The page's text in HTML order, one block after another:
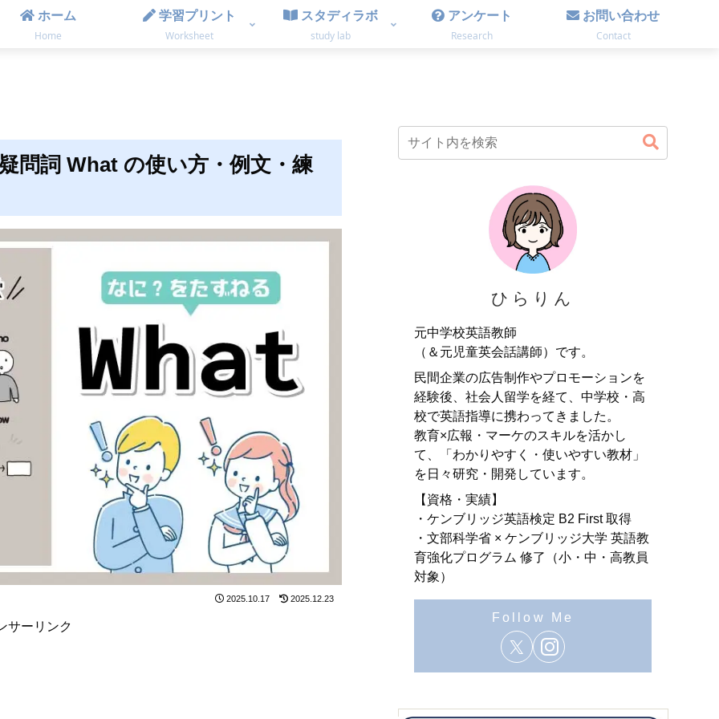
ホーム
Home
学習プリント
Worksheet
スタディラボ
study lab
アンケート
Research
お問い合わせ
Contact
問詞 What の使い方・例文・練
2025.10.17 2025.12.23
サーリンク
ひらりん
元中学校英語教師
（＆元児童英会話講師）です。
民間企業の広告制作やプロモーションを
経験後、社会人留学を経て、中学校・高
校で英語指導に携わってきました。
教育×広報・マーケのスキルを活かし
て、「わかりやすく・使いやすい教材」
を日々研究・開発しています。
【資格・実績】
・ケンブリッジ英語検定 B2 First 取得
・文部科学省 × ケンブリッジ大学 英語教
育強化プログラム 修了（小・中・高教員
対象）